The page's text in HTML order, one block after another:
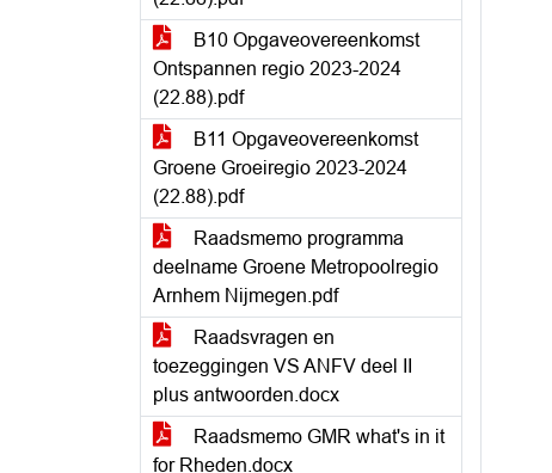
B10 Opgaveovereenkomst
Ontspannen regio 2023-2024
(22.88).pdf
B11 Opgaveovereenkomst
Groene Groeiregio 2023-2024
(22.88).pdf
Raadsmemo programma
deelname Groene Metropoolregio
Arnhem Nijmegen.pdf
Raadsvragen en
toezeggingen VS ANFV deel II
plus antwoorden.docx
Raadsmemo GMR what's in it
for Rheden.docx